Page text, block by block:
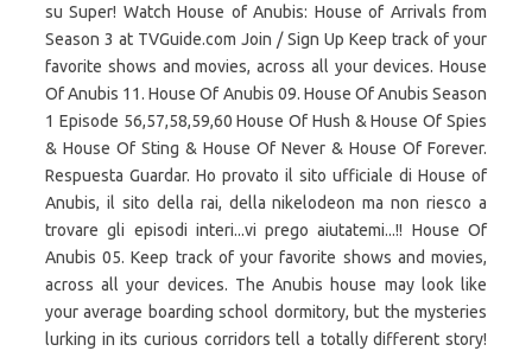
su Super! Watch House of Anubis: House of Arrivals from
Season 3 at TVGuide.com Join / Sign Up Keep track of your
favorite shows and movies, across all your devices. House
Of Anubis 11. House Of Anubis 09. House Of Anubis Season
1 Episode 56,57,58,59,60 House Of Hush & House Of Spies
& House Of Sting & House Of Never & House Of Forever.
Respuesta Guardar. Ho provato il sito ufficiale di House of
Anubis, il sito della rai, della nikelodeon ma non riesco a
trovare gli episodi interi...vi prego aiutatemi...!! House Of
Anubis 05. Keep track of your favorite shows and movies,
across all your devices. The Anubis house may look like
your average boarding school dormitory, but the mysteries
lurking in its curious corridors tell a totally different story!